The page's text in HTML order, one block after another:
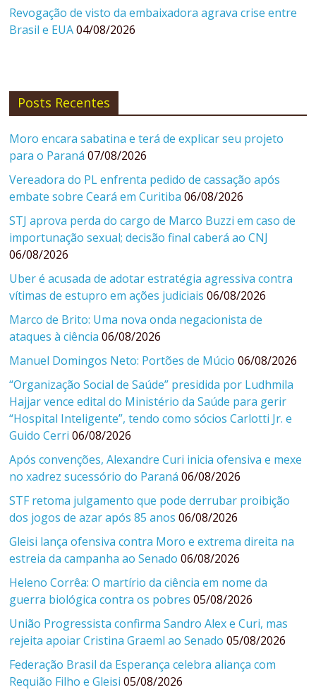
Revogação de visto da embaixadora agrava crise entre
Brasil e EUA 04/08/2026
Posts Recentes
Moro encara sabatina e terá de explicar seu projeto
para o Paraná 07/08/2026
Vereadora do PL enfrenta pedido de cassação após
embate sobre Ceará em Curitiba 06/08/2026
STJ aprova perda do cargo de Marco Buzzi em caso de
importunação sexual; decisão final caberá ao CNJ
06/08/2026
Uber é acusada de adotar estratégia agressiva contra
vítimas de estupro em ações judiciais 06/08/2026
Marco de Brito: Uma nova onda negacionista de
ataques à ciência 06/08/2026
Manuel Domingos Neto: Portões de Múcio 06/08/2026
“Organização Social de Saúde” presidida por Ludhmila
Hajjar vence edital do Ministério da Saúde para gerir
“Hospital Inteligente”, tendo como sócios Carlotti Jr. e
Guido Cerri 06/08/2026
Após convenções, Alexandre Curi inicia ofensiva e mexe
no xadrez sucessório do Paraná 06/08/2026
STF retoma julgamento que pode derrubar proibição
dos jogos de azar após 85 anos 06/08/2026
Gleisi lança ofensiva contra Moro e extrema direita na
estreia da campanha ao Senado 06/08/2026
Heleno Corrêa: O martírio da ciência em nome da
guerra biológica contra os pobres 05/08/2026
União Progressista confirma Sandro Alex e Curi, mas
rejeita apoiar Cristina Graeml ao Senado 05/08/2026
Federação Brasil da Esperança celebra aliança com
Requião Filho e Gleisi 05/08/2026